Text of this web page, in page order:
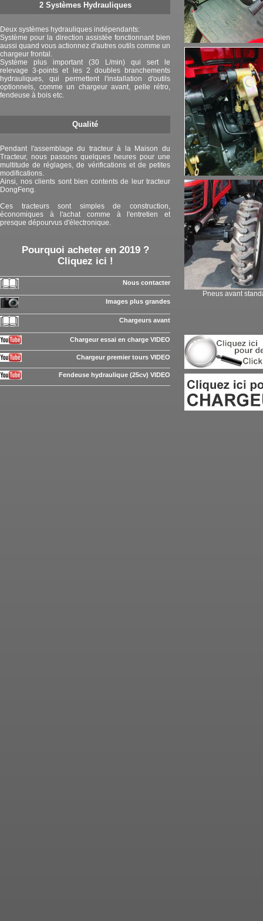
2 Systèmes Hydrauliques
Deux systèmes hydrauliques indépendants:
Système pour la direction assistée fonctionnant bien
aussi quand vous actionnez d'autres outils comme un
chargeur frontal.
Système plus important (30 L/min) qui sert le
relevage 3-points et les 2 doubles branchements
hydrauliques, qui permettent l'installation d'outils
optionnels, comme un chargeur avant, pelle rétro,
fendeuse à bois etc.
Qualité
Pendant l'assemblage du tracteur à la Maison du
Tracteur, nous passons quelques heures pour une
multitude de réglages, de vérifications et de petites
modifications.
Ainsi, nos clients sont bien contents de leur tracteur
DongFeng.
Ces tracteurs sont simples de construction,
économiques à l'achat comme à l'entretien et
presque dépourvus d'électronique.
Pourquoi acheter en 2019 ?
Cliquez ici !
Nous contacter
Images plus grandes
Chargeurs avant
Chargeur essai en charge VIDEO
Chargeur premier tours VIDEO
Fendeuse hydraulique (25cv) VIDEO
Pneus avant